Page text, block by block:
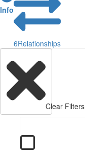
Info
6Relationships
Clear Filters